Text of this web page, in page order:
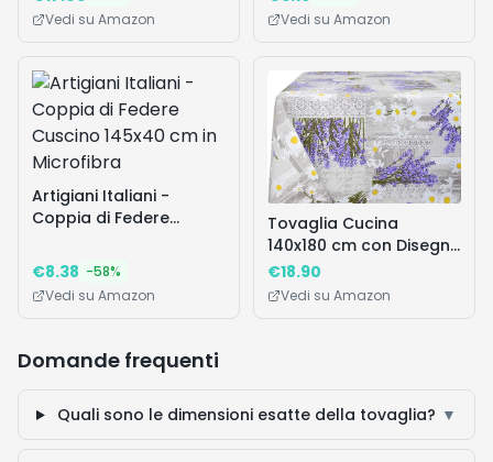
Vestibilità Aderente
Bianco/Grigio Medio
Puntinato Maniche
Corte, M
Vedi su Amazon
Microfibra
Vedi su Amazon
Artigiani Italiani -
Coppia di Federe
Microfibra
€8.38 -58%
Vedi su Amazon
Tovaglia Cucina
140x180 cm con Disegno
M'ama RP
€18.90
Vedi su Amazon
Domande frequenti
Quali sono le dimensioni esatte della tovaglia? ▼